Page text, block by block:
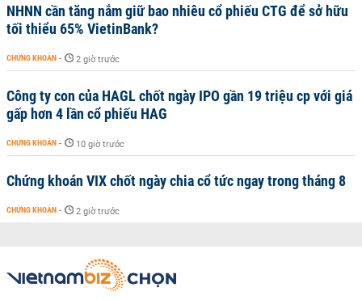
NHNN cần tăng nắm giữ bao nhiêu cổ phiếu CTG để sở hữu
tối thiểu 65% VietinBank?
CHỨNG KHOÁN - 2 giờ trước
Công ty con của HAGL chốt ngày IPO gần 19 triệu cp với giá
gấp hơn 4 lần cổ phiếu HAG
CHỨNG KHOÁN - 10 giờ trước
Chứng khoán VIX chốt ngày chia cổ tức ngay trong tháng 8
CHỨNG KHOÁN - 2 giờ trước